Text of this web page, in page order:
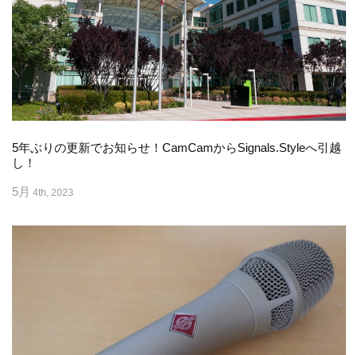
5年ぶりの更新でお知らせ！CamCamからSignals.Styleへ引越
し！
5月 4th, 2023